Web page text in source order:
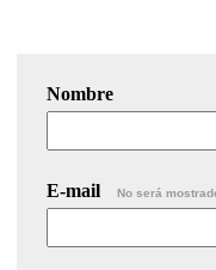
Nombre
E-mail No será